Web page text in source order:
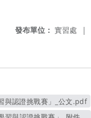
發布單位： 實習處 |
與認證挑戰賽」_公文.pdf